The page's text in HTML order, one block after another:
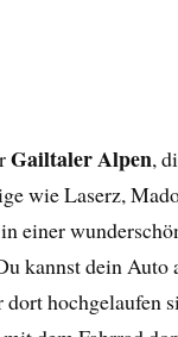
Gailtaler Alpen,
wie Laserz,
einer
kannst dein
hochgelaufen